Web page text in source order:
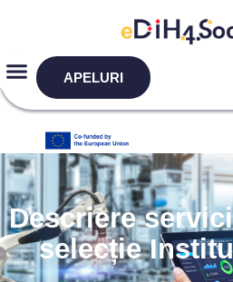
APELURI
Descriere
selecție